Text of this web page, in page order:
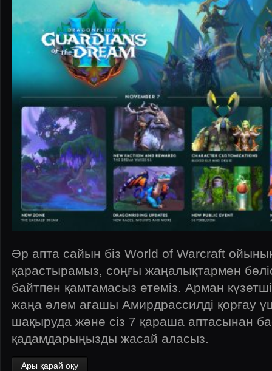
Әр апта сайын біз World of Warcraft
қарастырамыз, соңғы жаңалықтармен
байтпен қамтамасыз етеміз. Арман
жаңа әлем ағашы Амирдрассилді қорғау
шақыруда және сіз 7 қараша аптасынан
қадамдарыңызды жасай аласыз.
Ары қарай оқу